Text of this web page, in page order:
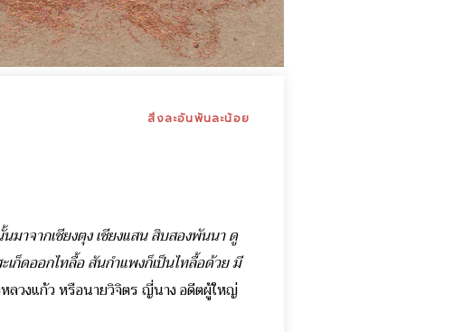
สิ่งละอันพันละน้อย
มาจากเชียงตุง เชียงแสน สิบสองพันนา ดู
เก็ดออกไทลื้อ สันกำแพงก็เป็นไทลื้อด้วย มี
ลวงแก้ว หรือนายวิจิตร ญี่นาง อดีตผู้ใหญ่